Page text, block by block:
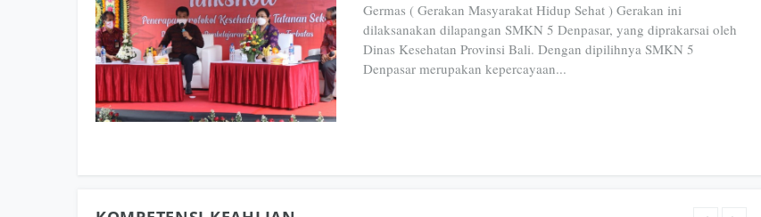
Germas ( Gerakan Masyarakat Hidup Sehat ) Gerakan ini
dilaksanakan dilapangan SMKN 5 Denpasar, yang diprakarsai oleh
Dinas Kesehatan Provinsi Bali. Dengan dipilihnya SMKN 5
Denpasar merupakan kepercayaan...